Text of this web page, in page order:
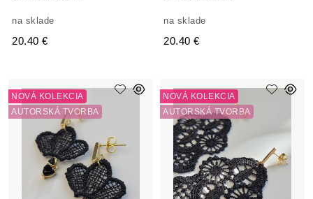
na sklade
20.40 €
na sklade
20.40 €
NOVÁ KOLEKCIA
AUTORSKÁ TVORBA
NOVÁ KOLEKCIA
AUTORSKÁ TVORBA